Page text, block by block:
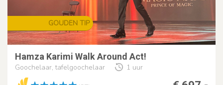
GOUDEN TIP
Hamza Karimi Walk Around Act!
Goochelaar, tafelgoochelaar 1 uur